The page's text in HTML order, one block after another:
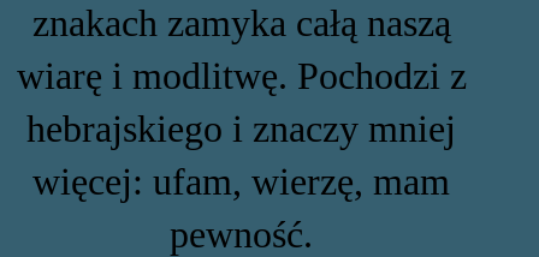
znakach zamyka całą naszą
wiarę i modlitwę. Pochodzi z
hebrajskiego i znaczy mniej
więcej: ufam, wierzę, mam
pewność.